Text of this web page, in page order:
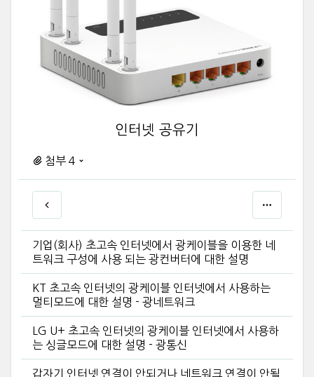
인터넷 공유기
첨부 4
기업(회사) 초고속 인터넷에서 광케이블을 이용한 네
트워크 구성에 사용 되는 광컨버터에 대한 설명
KT 초고속 인터넷의 광케이블 인터넷에서 사용하는
멀티모드에 대한 설명 - 광네트워크
LG U+ 초고속 인터넷의 광케이블 인터넷에서 사용하
는 싱글모드에 대한 설명 - 광통신
갑자기 인터넷 연결이 안되거나 네트워크 연결이 안될